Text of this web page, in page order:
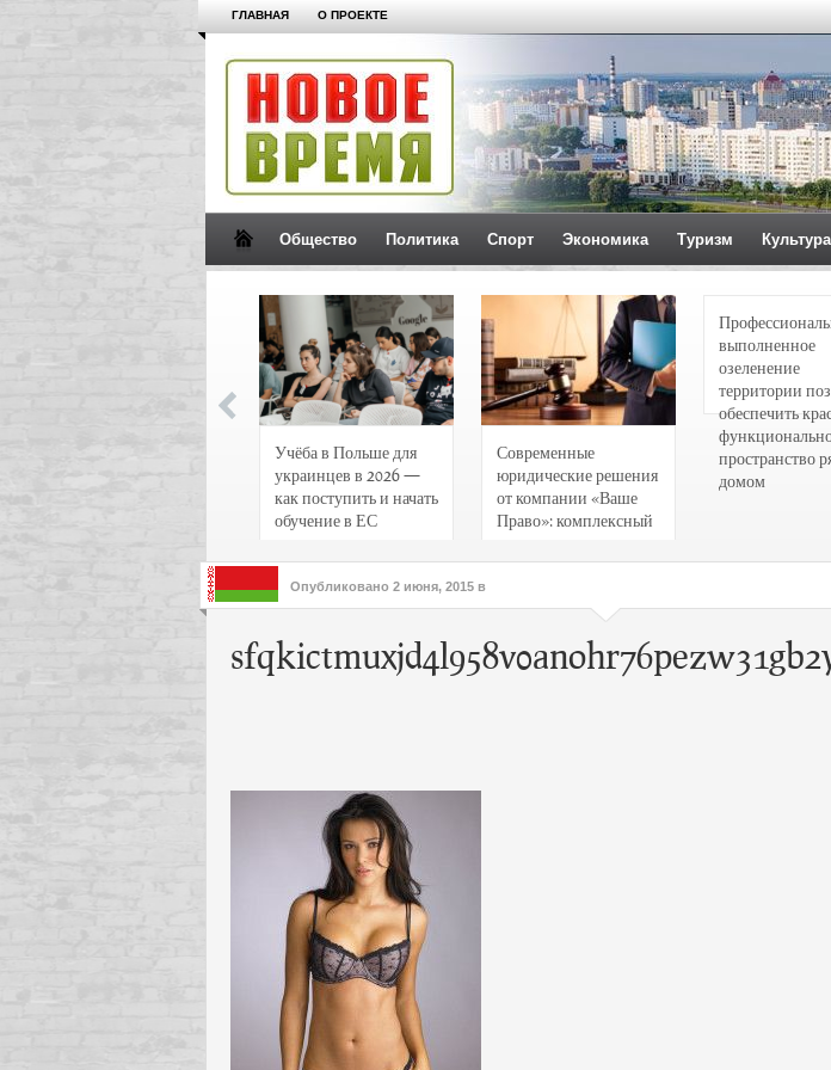
ГЛАВНАЯ О ПРОЕКТЕ
Общество Политика Спорт Экономика Туризм Культура
Учёба в Польше для
украинцев в 2026 —
как поступить и начать
обучение в ЕС
Современные
юридические решения
от компании «Ваше
Право»: комплексный
интересов клиентов
выполненное
озеленение
территории
обеспечить
пространство
домом
Опубликовано 2 июня, 2015 в